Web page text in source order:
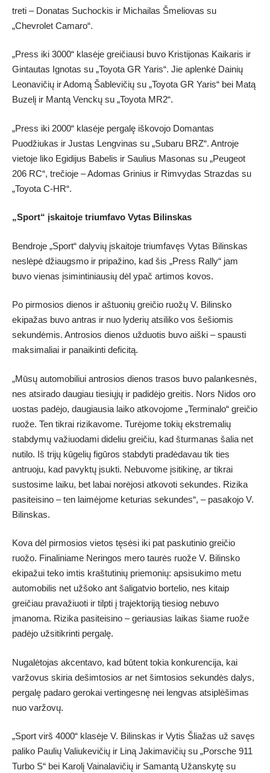
treti – Donatas Suchockis ir Michailas Šmeliovas su
„Chevrolet Camaro“.
„Press iki 3000“ klasėje greičiausi buvo Kristijonas Kaikaris ir
Gintautas Ignotas su „Toyota GR Yaris“. Jie aplenkė Dainių
Leonavičių ir Adomą Šablevičių su „Toyota GR Yaris“ bei Matą
Buzelį ir Mantą Venckų su „Toyota MR2“.
„Press iki 2000“ klasėje pergalę iškovojo Domantas
Puodžiukas ir Justas Lengvinas su „Subaru BRZ“. Antroje
vietoje liko Egidijus Babelis ir Saulius Masonas su „Peugeot
206 RC“, trečioje – Adomas Grinius ir Rimvydas Strazdas su
„Toyota C-HR“.
„Sport“ įskaitoje triumfavo Vytas Bilinskas
Bendroje „Sport“ dalyvių įskaitoje triumfavęs Vytas Bilinskas
neslėpė džiaugsmo ir pripažino, kad šis „Press Rally“ jam
buvo vienas įsimintiniausių dėl ypač artimos kovos.
Po pirmosios dienos ir aštuonių greičio ruožų V. Bilinsko
ekipažas buvo antras ir nuo lyderių atsiliko vos šešiomis
sekundėmis. Antrosios dienos užduotis buvo aiški – spausti
maksimaliai ir panaikinti deficitą.
„Mūsų automobiliui antrosios dienos trasos buvo palankesnės,
nes atsirado daugiau tiesiųjų ir padidėjo greitis. Nors Nidos oro
uostas padėjo, daugiausia laiko atkovojome „Terminalo“ greičio
ruože. Ten tikrai rizikavome. Turėjome tokių ekstremalių
stabdymų važiuodami dideliu greičiu, kad šturmanas šalia net
nutilo. Iš trijų kūgelių figūros stabdyti pradėdavau tik ties
antruoju, kad pavyktų įsukti. Nebuvome įsitikinę, ar tikrai
sustosime laiku, bet labai norėjosi atkovoti sekundes. Rizika
pasiteisino – ten laimėjome keturias sekundes“, – pasakojo V.
Bilinskas.
Kova dėl pirmosios vietos tęsėsi iki pat paskutinio greičio
ruožo. Finaliniame Neringos mero taurės ruože V. Bilinsko
ekipažui teko imtis kraštutinių priemonių: apsisukimo metu
automobilis net užšoko ant šaligatvio bortelio, nes kitaip
greičiau pravažiuoti ir tilpti į trajektoriją tiesiog nebuvo
įmanoma. Rizika pasiteisino – geriausias laikas šiame ruože
padėjo užsitikrinti pergalę.
Nugalėtojas akcentavo, kad būtent tokia konkurencija, kai
varžovus skiria dešimtosios ar net šimtosios sekundės dalys,
pergalę padaro gerokai vertingesnę nei lengvas atsiplėšimas
nuo varžovų.
„Sport virš 4000“ klasėje V. Bilinskas ir Vytis Šliažas už savęs
paliko Paulių Valiukevičių ir Liną Jakimavičių su „Porsche 911
Turbo S“ bei Karolį Vainalavičių ir Samantą Užanskytę su